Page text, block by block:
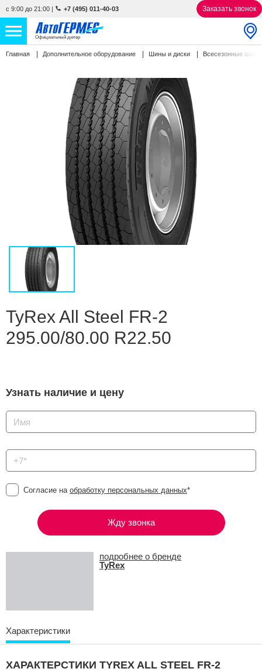
с 9:00 до 21:00 | +7 (495) 011-40-03 Заказать звонок
Официальный дилер
НОВЫЕ АВТОМОБИЛИ 4866 авто
856 авто
О КОМПАНИИ
Избранное
Сравнение
Личный кабинет
Главная Дополнительное оборудование Шины и диски Всесезонные
TyRex All Steel FR-2
295.00/80.00 R22.50
Узнать наличие и цену
Согласие на обработку персональных данных*
Жду звонка
подробнее о бренде
TyRex
Характеристики
ХАРАКТЕРСТИКИ TYREX ALL STEEL FR-2